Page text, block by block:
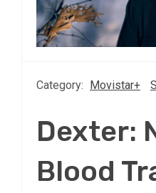
Category: Movistar+
Dexter:
Blood